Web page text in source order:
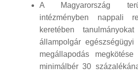
A Magyarország
intézményben nappali
keretében
állampolgár
megállapodás
minimálbér 30